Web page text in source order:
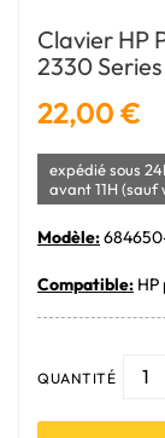
Clavier HP
2330
22,00 €
expédié sous
avant 11H (sauf
Modèle:
Compatible:
QUANTITÉ